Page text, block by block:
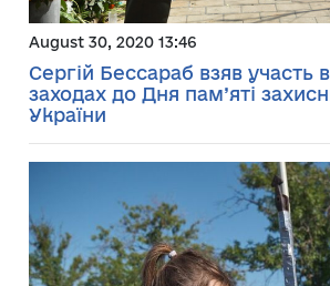
August 30, 2020 13:46
Сергій Бессараб взяв участь в
заходах до Дня пам’яті
України